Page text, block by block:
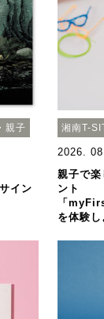
親子
イン
湘南T-
2026.
親子で
ント
「
を体験し